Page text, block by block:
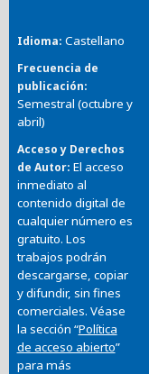
Idioma Castellano
Frecuencia de
publicación
Semestral (octubre y
abril)
Acceso y Derechos
de Autor El acceso
inmediato al
contenido digital de
cualquier número es
gratuito. Los
trabajos podrán
descargarse, copiar
y difundir, sin fines
comerciales. Véase
la sección “Política
de acceso abierto”
para más